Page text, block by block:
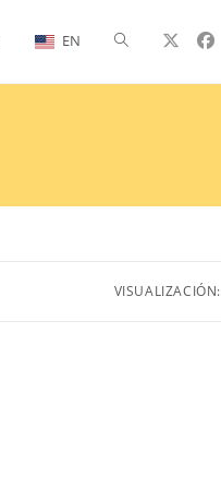
EN Alternar
de
la
VISUALIZACIÓN: